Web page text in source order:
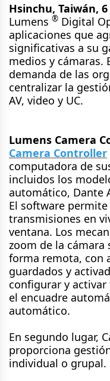
Hsinchu, Taiwán,
Lumens ® Digital
aplicaciones que
significativas a su
medios y cámaras.
demanda de las
centralizar la
AV, video y UC.
Lumens Camera
Camera Controller
computadora de
incluidos los
automático, Dante
El software
transmisiones en
ventana. Los
zoom de la
forma remota, con
guardados y
configurar y activar
el encuadre
automático.
En segundo lugar,
proporciona
individual o grupal.